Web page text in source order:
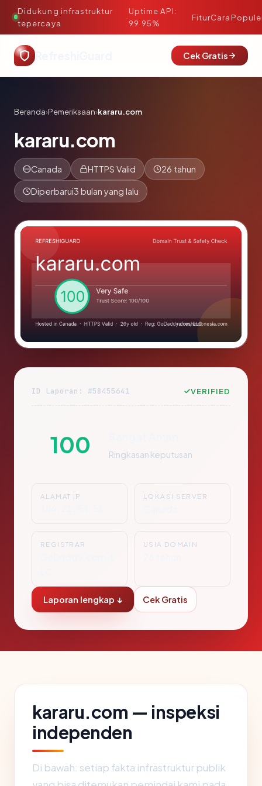
Didukung infrastruktur
tepercaya
·
Uptime API:
99.95%
FiturCara
Cek Gratis
Beranda›Pemeriksaan›kararu.com
kararu.com
Canada HTTPS Valid 26 tahun
Diperbarui3 bulan yang lalu
ID Laporan: #58455641 VERIFIED
100 Ringkasan keputusan
ALAMAT IP LOKASI SERVER
REGISTRAR USIA DOMAIN
Laporan lengkap ↓ Cek Gratis
kararu.com — inspeksi
independen
Di bawah: setiap fakta infrastruktur publik